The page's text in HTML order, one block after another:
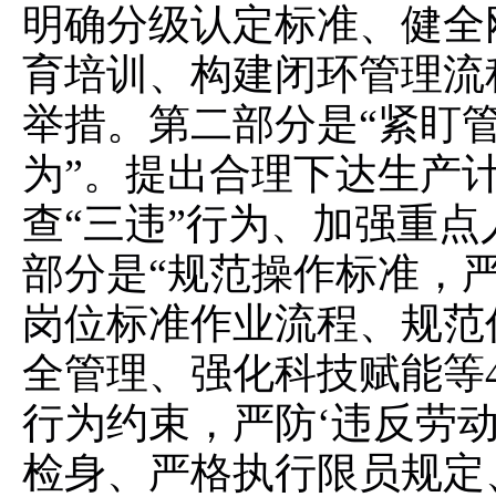
明确分级认定标准、健
育培训、构建闭环管理
举措。第二部分是“紧盯
为”。提出合理下达生产
查“三违”行为、加强重
部分是“规范操作标准，
岗位标准作业流程、规
全管理、强化科技赋能等
行为约束，严防‘违反劳
检身、严格执行限员规